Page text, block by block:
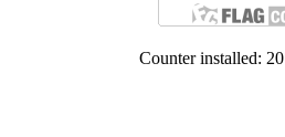
Counter installed: